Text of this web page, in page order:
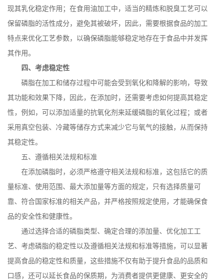
现其乳化稳定作用；在食用油加工中，适当的精炼和脱臭工艺可以
保留磷脂的活性成分，避免其被破坏，因此，需要根据食品的加工
特点来优化工艺参数，以确保磷脂能够稳定地存在于食品中并发挥
其作用。
四、考虑稳定性
磷脂在加工和储存过程中可能会受到氧化和降解的影响，导致
其功能和效果下降，因此，在添加时，还需要考虑如何提高其稳定
性，例如，可以添加适量的抗氧化剂来延缓磷脂的氧化过程；或者
采用真空包装、冷藏等储存方式来减少它与氧气的接触，从而保持
其稳定性。
五、遵循相关法规和标准
在添加磷脂时，必须严格遵守相关法规和标准，这包括它的质
量标准、使用范围、最大添加量等方面的规定，只有选择质量可
靠、符合国家标准的相关产品，并严格按照规定使用，才能确保食
品的安全性和健康性。
通过选择合适的磷脂类型、确定合理的添加量、优化加工工
艺、考虑磷脂的稳定性以及遵循相关法规和标准等措施，可以显著
提高食品的稳定性和质量，这些措施不仅有助于提升食品的品质和
口感，还可以延长食品的保质期，为消费者提供更健康、更安全的